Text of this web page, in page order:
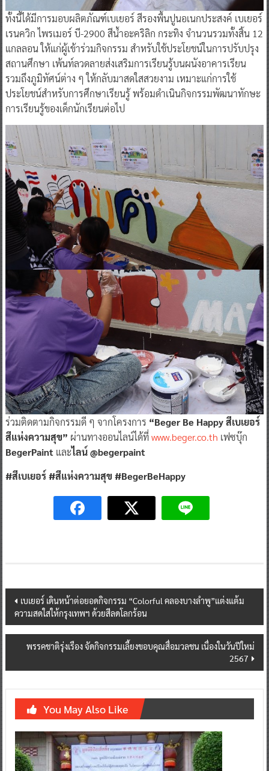
ทั้งนี้ได้มีการมอบผลิตภัณฑ์เบเยอร์ สีรองพื้นปูนอเนกประสงค์ เบเยอร์
เรนควิก ไพรเมอร์ บี-2900 สีน้ำอะคริลิก กระทิง จำนวนรวมทั้งสิ้น 12
แกลลอน ให้แก่ผู้เข้าร่วมกิจกรรม สำหรับใช้ประโยชน์ในการปรับปรุง
สถานศึกษา เพ้นท์ลวดลายส่งเสริมการเรียนรู้บนผนังอาคารเรียน
รวมถึงภูมิทัศน์ต่าง ๆ ให้กลับมาสดใสสวยงาม เหมาะแก่การใช้
ประโยชน์สำหรับการศึกษาเรียนรู้ พร้อมดำเนินกิจกรรมพัฒนาทักษะ
การเรียนรู้ของเด็กนักเรียนต่อไป
ร่วมติดตามกิจกรรมดี ๆ จากโครงการ “Beger Be Happy สีเบเยอร์
สีแห่งความสุข” ผ่านทางออนไลน์ได้ที่www.beger.co.th เฟซบุ๊ก
BegerPaintและไลน์ @begerpaint
#สีเบเยอร์ #สีแห่งความสุข #BegerBeHappy
Post
navigation
เบเยอร์ เดินหน้าต่อยอดกิจกรรม “Colorful คลองบางลำพู”แต่งแต้ม
ความสดใสให้กรุงเทพฯ ด้วยสีลดโลกร้อน
พรรคชาติรุ่งเรือง จัดกิจกรรมเลี้ยงขอบคุณสื่อมวลชน เนื่องในวันปีใหม่
2567
You May Also Like